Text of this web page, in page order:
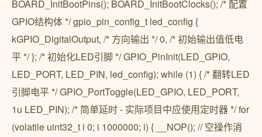
BOARD_InitBootPins(); BOARD_InitBootClocks(); /* 配置
GPIO结构体 */ gpio_pin_config_t led_config {
kGPIO_DigitalOutput, /* 方向输出 */ 0, /* 初始输出值低电
平 */ }; /* 初始化LED引脚 */ GPIO_PinInit(LED_GPIO,
LED_PORT, LED_PIN, led_config); while (1) { /* 翻转LED
引脚电平 */ GPIO_PortToggle(LED_GPIO, LED_PORT,
1u LED_PIN); /* 简单延时 - 实际项目中应使用定时器 */ for
(volatile uint32_t i 0; i 1000000; i) { __NOP(); // 空操作消